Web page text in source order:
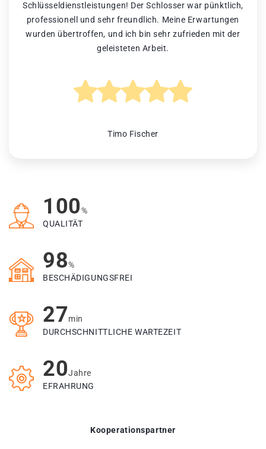
Schlüsseldienstleistungen! Der Schlosser war pünktlich,
professionell und sehr freundlich. Meine Erwartungen
wurden übertroffen, und ich bin sehr zufrieden mit der
geleisteten Arbeit.
Timo Fischer
100%
QUALITÄT
98%
BESCHÄDIGUNGSFREI
27min
DURCHSCHNITTLICHE WARTEZEIT
20Jahre
EFRAHRUNG
Kooperationspartner